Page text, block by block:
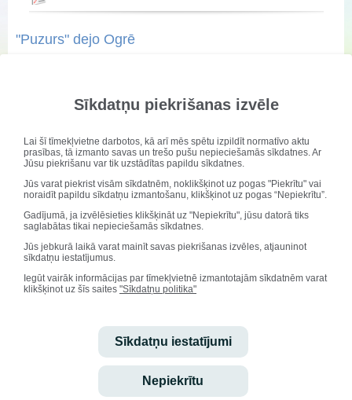
Sīkdatņu piekrišanas izvēle
Lai šī tīmekļvietne darbotos, kā arī mēs spētu izpildīt normatīvo aktu
prasības, tā izmanto savas un trešo pušu nepieciešamās sīkdatnes. Ar
Jūsu piekrišanu var tik uzstādītas papildu sīkdatnes.
Jūs varat piekrist visām sīkdatnēm, noklikšķinot uz pogas "Piekrītu" vai
noraidīt papildu sīkdatņu izmantošanu, klikšķinot uz pogas “Nepiekrītu”.
Gadījumā, ja izvēlēsieties klikšķināt uz "Nepiekrītu", jūsu datorā tiks
saglabātas tikai nepieciešamās sīkdatnes.
Jūs jebkurā laikā varat mainīt savas piekrišanas izvēles, atjauninot
sīkdatņu iestatījumus.
Iegūt vairāk informācijas par tīmekļvietnē izmantotajām sīkdatnēm varat
klikšķinot uz šīs saites "Sīkdatņu politika"
Sīkdatņu iestatījumi
Nepiekrītu
"Puzurs" dejo Ogrē
Šī gada sezona JDK
koncertos. Lepojamies, ka
11.februārī kolektīvam bija
iespēja dejot Ogres kultūras
namā koncertā "Mēs
ciemiņus gaidīdami" kopā ar
TDA Ogre, JDK Ūsiņš, TDK
Pērle un VPDK Raksti.
Koncerta video var noskatīties:
https://m.youtube.com/watch?fbclid=IwAR1Jwr_qp3ZG9ULEAacc4d4Ctgs-
PyrI5wMzAPnAy-
Sveicam svētkos!
Alfrēds, Fredis, Madars